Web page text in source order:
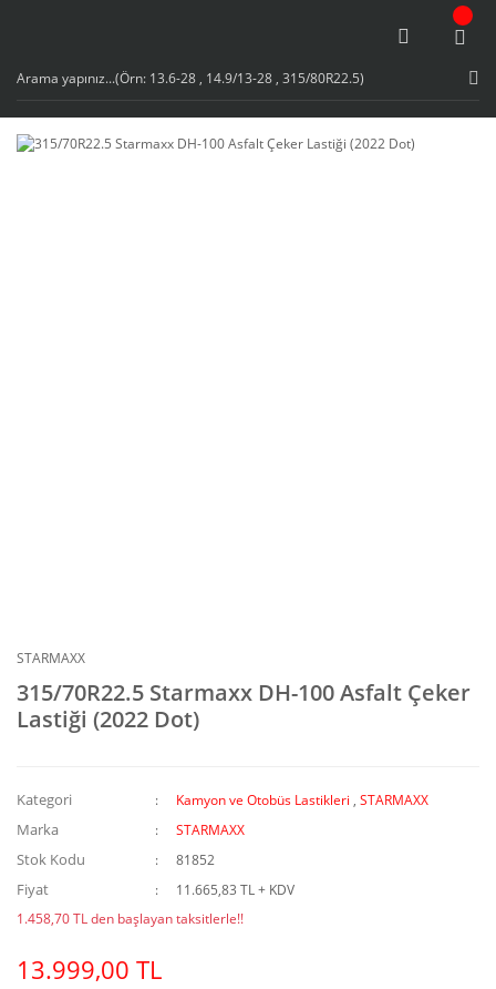
STARMAXX
315/70R22.5 Starmaxx DH-100 Asfalt Çeker
Lastiği (2022 Dot)
Kategori Kamyon ve Otobüs Lastikleri ,STARMAXX
Marka STARMAXX
Stok Kodu 81852
Fiyat
11.665,83 TL + KDV
1.458,70 TL den başlayan taksitlerle!!
13.999,00 TL